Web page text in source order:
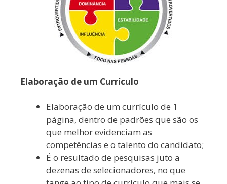
Elaboração de um Currículo
Elaboração de um currículo de 1
página, dentro de padrões que são os
que melhor evidenciam as
competências e o talento do candidato;
É o resultado de pesquisas juto a
dezenas de selecionadores, no que